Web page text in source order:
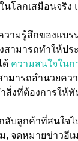
นโลกเสมือนจริง
วามรู้สึกของแบ
สามารถทำให้ป
ด้ ความสนใจในก
มารถอำนวยคว
สิ่งที่ต้องการให้ทั
ลับลูกค้าที่สนใจไ
, จดหมายข่าวอี